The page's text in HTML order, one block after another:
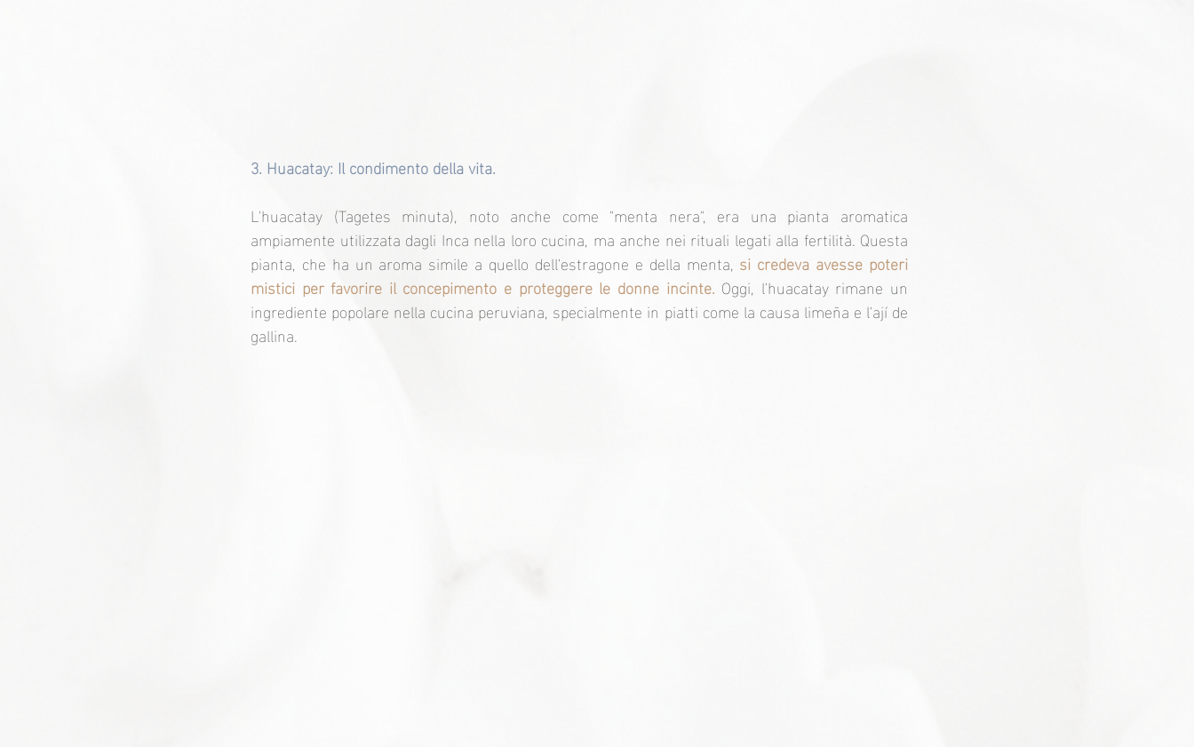
3. Huacatay: Il condimento della vita.
L'huacatay (Tagetes minuta), noto anche come "menta nera", era una pianta aromatica
ampiamente utilizzata dagli Inca nella loro cucina, ma anche nei rituali legati alla fertilità. Questa
pianta, che ha un aroma simile a quello dell'estragone e della menta, si credeva avesse poteri
mistici per favorire il concepimento e proteggere le donne incinte. Oggi, l'huacatay rimane un
ingrediente popolare nella cucina peruviana, specialmente in piatti come la causa limeña e l'ají de
gallina.